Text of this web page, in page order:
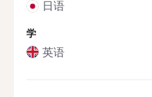
日语
学
英语